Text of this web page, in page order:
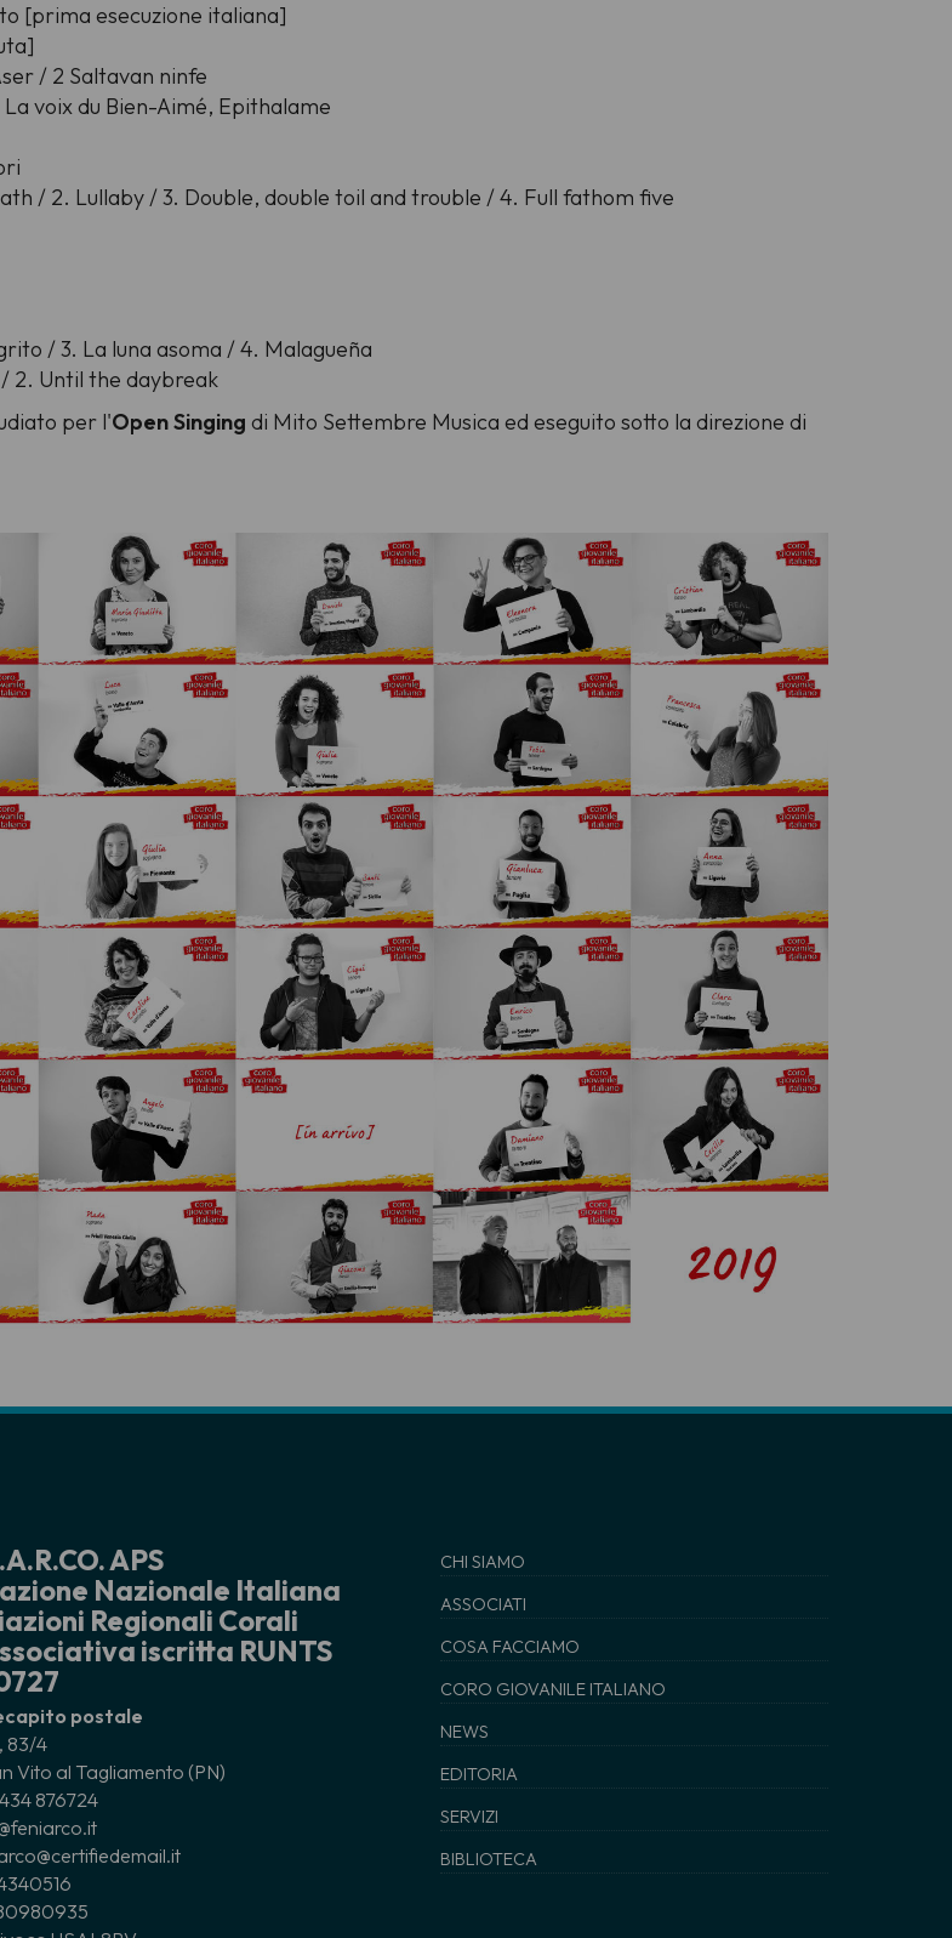
[prima esecuzione italiana]
/ 2 Saltavan ninfe
voix du Bien-Aimé, Epithalame
/ 2. Lullaby / 3. Double, double toil and trouble / 4. Full fathom five
/ 3. La luna asoma / 4. Malagueña
2. Until the daybreak
per l'Open Singing di Mito Settembre Musica ed eseguito sotto la direzione di
APS
Nazionale Italiana
Regionali Corali
iscritta RUNTS
postale
83/4
Vito al Tagliamento (PN)
876724
CHI SIAMO
ASSOCIATI
COSA FACCIAMO
CORO GIOVANILE ITALIANO
NEWS
EDITORIA
SERVIZI
BIBLIOTECA